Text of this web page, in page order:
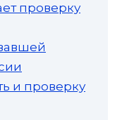
проверку
и проверку